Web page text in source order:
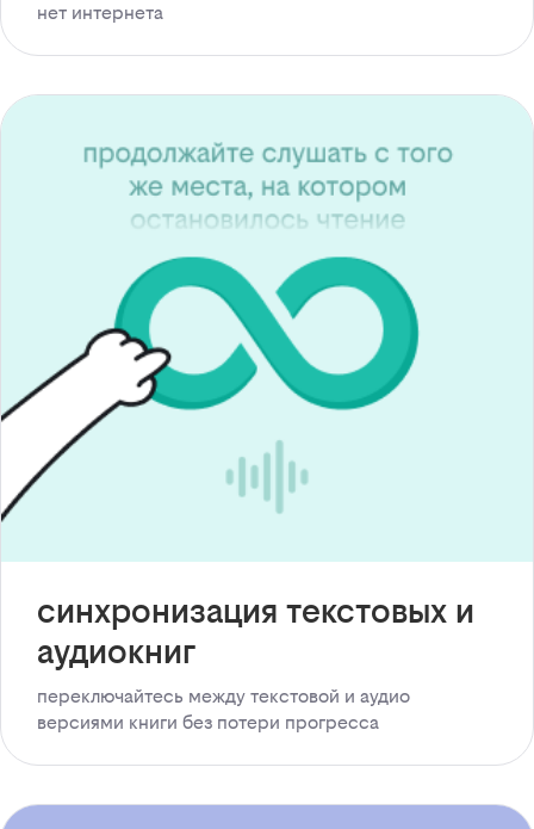
нет интернета
синхронизация текстовых и
аудиокниг
переключайтесь между текстовой и аудио
версиями книги без потери прогресса